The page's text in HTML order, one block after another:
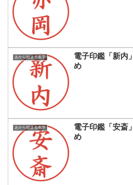
あから始まる名字
電子印鑑「新内
め
あから始まる名字
電子印鑑「安斎
め